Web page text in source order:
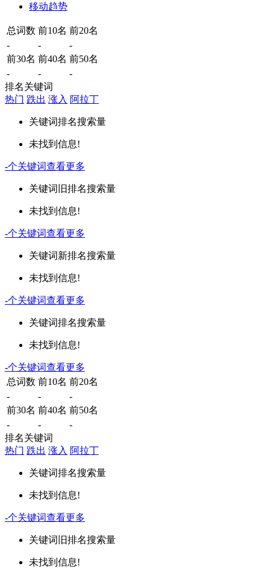
移动趋势
总词数 前10名 前20名
-
-
-
前30名 前40名 前50名
-
-
-
排名关键词
热门 跌出 涨入 阿拉丁
关键词排名搜索量
未找到信息!
-个关键词查看更多
关键词 旧排名搜索量
未找到信息!
-个关键词查看更多
关键词新排名搜索量
未找到信息!
-个关键词查看更多
关键词排名搜索量
未找到信息!
-个关键词查看更多
总词数 前10名 前20名
-
-
-
前30名 前40名 前50名
-
-
-
排名关键词
热门 跌出 涨入 阿拉丁
关键词排名搜索量
未找到信息!
-个关键词查看更多
关键词 旧排名搜索量
未找到信息!